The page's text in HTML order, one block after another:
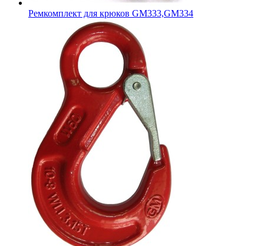
Ремкомплект для крюков GM333,GM334